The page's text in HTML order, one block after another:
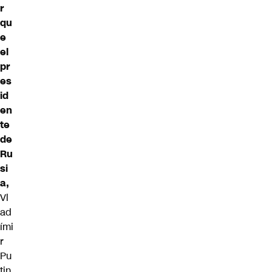
r
qu
e
el
pr
es
id
en
te
de
Ru
si
a,
Vl
ad
ími
r
Pu